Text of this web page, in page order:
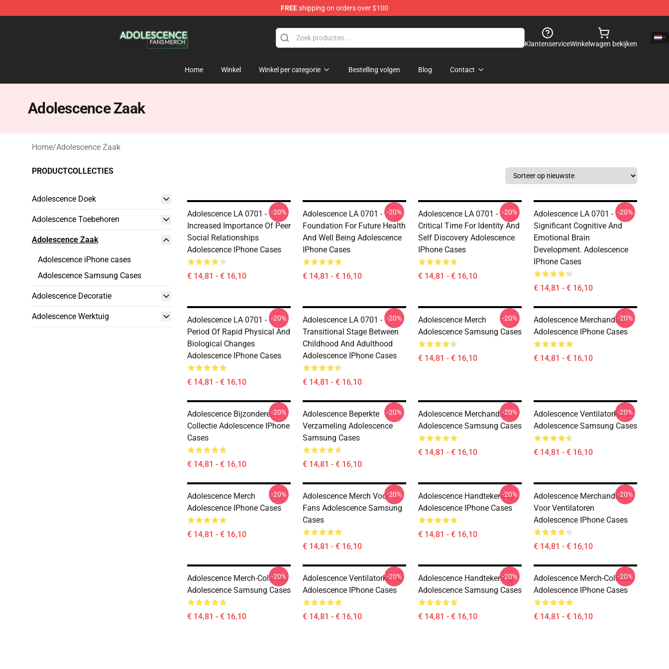
FREEshipping on orders over $100
KlantenserviceWinkelwagen bekijken
Home Winkel Winkel per categorie Bestelling volgen Blog Contact
Adolescence Zaak
Home/Adolescence Zaak
PRODUCTCOLLECTIES
Adolescence Doek
Adolescence Toebehoren
Adolescence Zaak
Adolescence iPhone cases
Adolescence Samsung Cases
Adolescence Decoratie
Adolescence Werktuig
Adolescence LA 0701 -
Increased Importance Of Peer
Social Relationships
Adolescence IPhone Cases
€ 14,81 - € 16,10
-20%
Adolescence LA 0701 -
Foundation For Future Health
And Well Being Adolescence
IPhone Cases
€ 14,81 - € 16,10
-20%
Adolescence LA 0701 -
Critical Time For Identity And
Self Discovery Adolescence
IPhone Cases
€ 14,81 - € 16,10
-20%
Adolescence LA 0701 -
Significant Cognitive And
Emotional Brain
Development. Adolescence
IPhone Cases
€ 14,81 - € 16,10
-20%
Adolescence LA 0701 -
Period Of Rapid Physical And
Biological Changes
Adolescence IPhone Cases
€ 14,81 - € 16,10
-20%
Adolescence LA 0701 -
Transitional Stage Between
Childhood And Adulthood
Adolescence IPhone Cases
€ 14,81 - € 16,10
-20%
Adolescence Merch
Adolescence Samsung Cases
€ 14,81 - € 16,10
-20%
Adolescence Merchandise
Adolescence IPhone Cases
€ 14,81 - € 16,10
-20%
Adolescence Bijzondere
Collectie Adolescence IPhone
Cases
€ 14,81 - € 16,10
-20%
Adolescence Beperkte
Verzameling Adolescence
Samsung Cases
€ 14,81 - € 16,10
-20%
Adolescence Merchandise
Adolescence Samsung Cases
€ 14,81 - € 16,10
-20%
Adolescence Ventilatorkunst
Adolescence Samsung Cases
€ 14,81 - € 16,10
-20%
Adolescence Merch
Adolescence IPhone Cases
€ 14,81 - € 16,10
-20%
Adolescence Merch Voor
Fans Adolescence Samsung
Cases
€ 14,81 - € 16,10
-20%
Adolescence Handtekening
Adolescence IPhone Cases
€ 14,81 - € 16,10
-20%
Adolescence Merchandise
Voor Ventilatoren
Adolescence IPhone Cases
€ 14,81 - € 16,10
-20%
Adolescence Merch-Collectie
Adolescence Samsung Cases
€ 14,81 - € 16,10
-20%
Adolescence Ventilatorkunst
Adolescence IPhone Cases
€ 14,81 - € 16,10
-20%
Adolescence Handtekening
Adolescence Samsung Cases
€ 14,81 - € 16,10
-20%
Adolescence Merch-Collectie
Adolescence IPhone Cases
€ 14,81 - € 16,10
-20%